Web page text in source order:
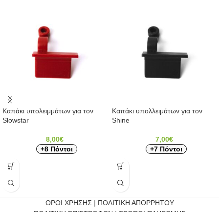
Καπάκι υπολειμμάτων για τον
Slowstar
8,00€
+8 Πόντοι
Καπάκι υπολλειμάτων για τον
Shine
7,00€
+7 Πόντοι
ΟΡΟΙ ΧΡΗΣΗΣ | ΠΟΛΙΤΙΚΗ ΑΠΟΡΡΗΤΟΥ